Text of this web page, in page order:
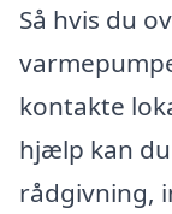
Så hvis du
kontakte
hjælp kan
rådgivning,